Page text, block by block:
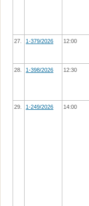
27. 1-379/2026 12:00
28. 1-398/2026 12:30
29. 1-249/2026 14:00